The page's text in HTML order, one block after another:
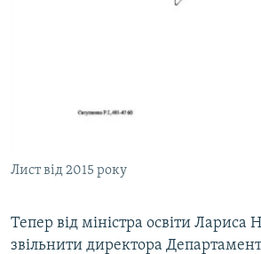
Лист від 2015 року
Тепер від міністра освіти Лариса
звільнити директора